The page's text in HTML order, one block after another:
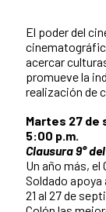
El poder del
acercar
promueve la
realización de
Martes 27 de
5:00 p.m.
Clausura 9°
Un año más, el
Soldado apoya
21 al 27 de